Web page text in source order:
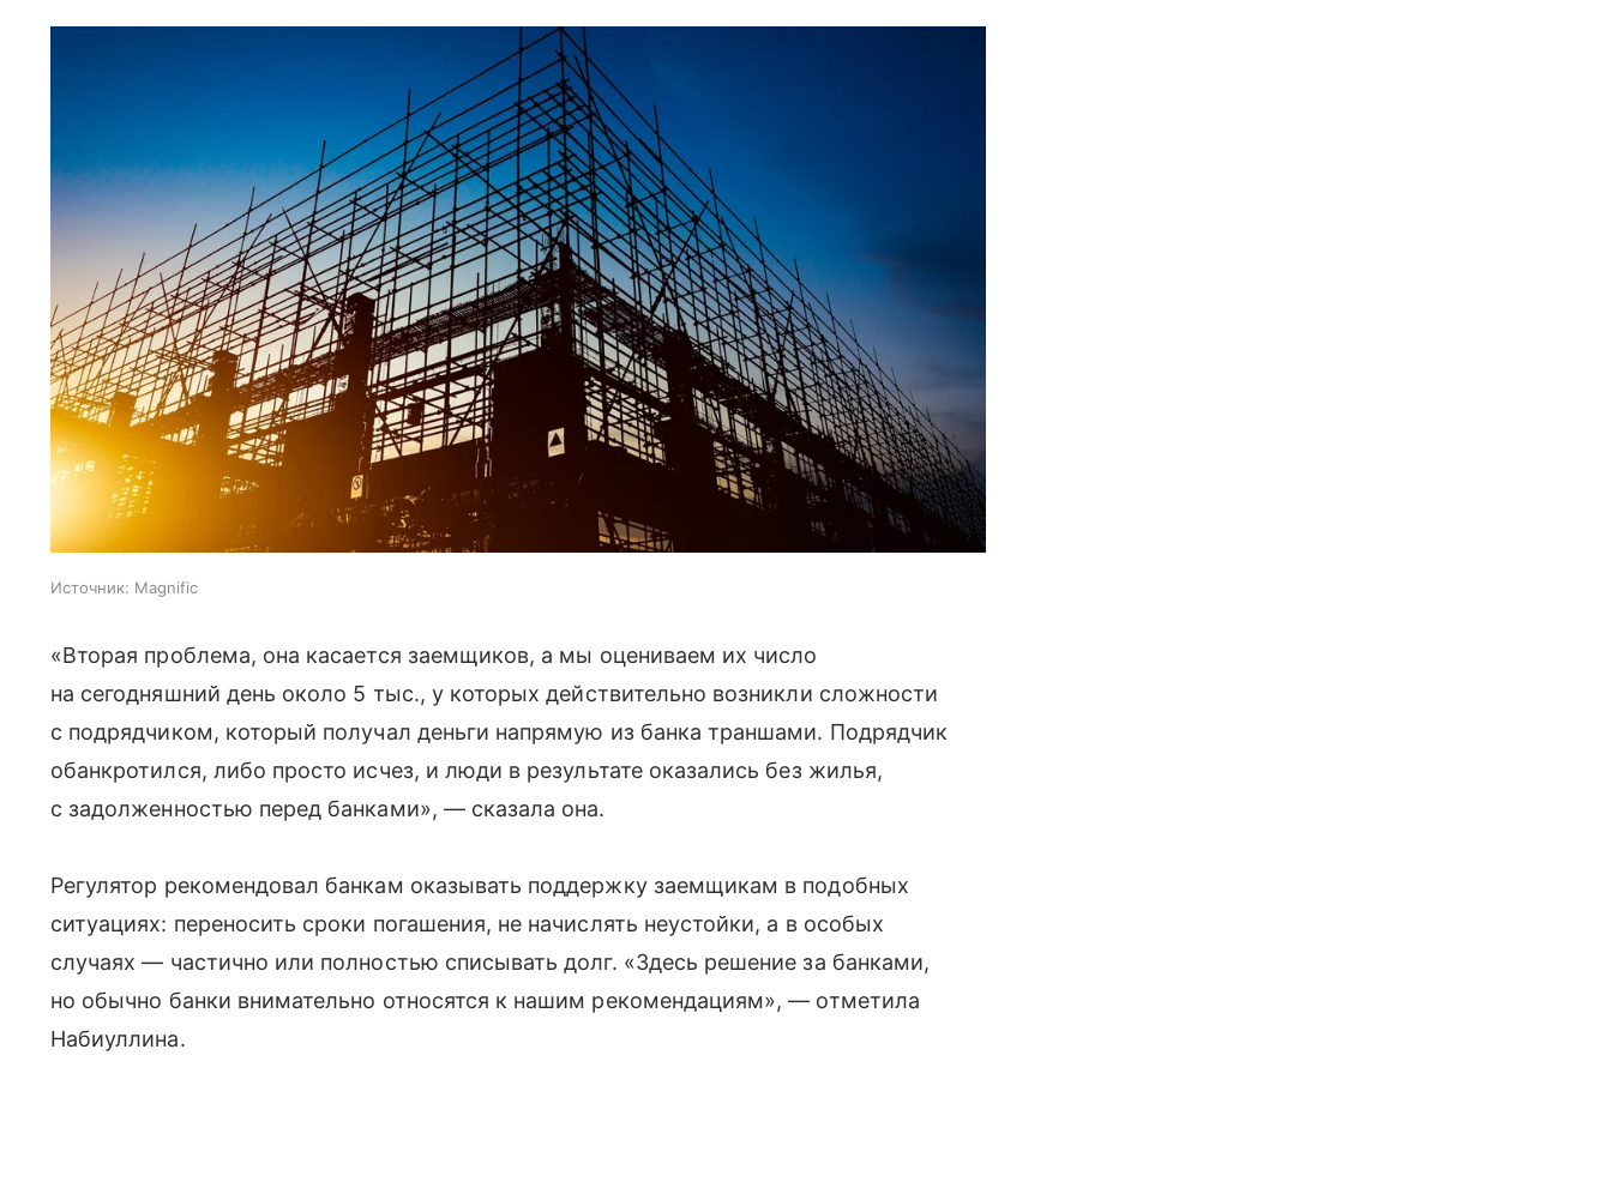
Источник: Magnific
«Вторая проблема, она касается заемщиков, а мы оцениваем их число
на сегодняшний день около 5 тыс., у которых действительно возникли сложности
с подрядчиком, который получал деньги напрямую из банка траншами. Подрядчик
обанкротился, либо просто исчез, и люди в результате оказались без жилья,
с задолженностью перед банками», — сказала она.
Регулятор рекомендовал банкам оказывать поддержку заемщикам в подобных
ситуациях: переносить сроки погашения, не начислять неустойки, а в особых
случаях — частично или полностью списывать долг. «Здесь решение за банками,
но обычно банки внимательно относятся к нашим рекомендациям», — отметила
Набиуллина.